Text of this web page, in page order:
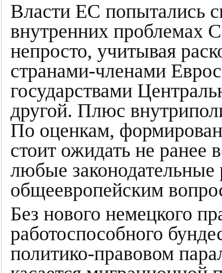
Власти ЕС попытались
внутренних проблемах
непросто, учитывая
странами-членами
государствами
другой. Плюс
По оценкам,
стоит ожидать не ранее
любые законодательные
общеевропейским
Без нового немецкого
работоспособного
политико-правовом